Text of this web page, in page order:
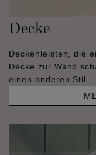
Decke
Deckenleisten, die
Decke zur Wand
einen anderen Stil